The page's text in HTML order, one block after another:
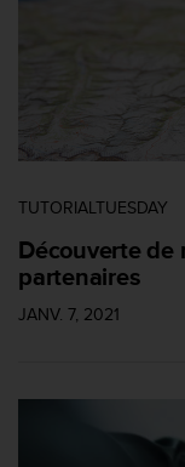
TUTORIALTUESDAY
Découverte de
partenaires
JANV. 7, 2021